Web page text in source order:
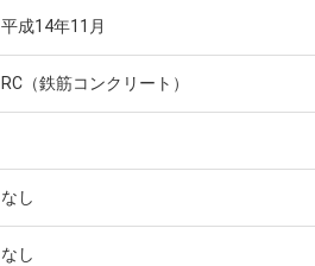
平成14年11月
RC（鉄筋コンクリート）
なし
なし